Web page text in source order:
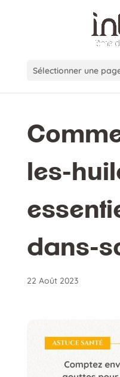
Sélectionner une
les-
dans-
22 Août 2023